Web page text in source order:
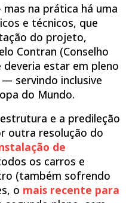
na prática há uma
e técnicos, que
do projeto,
Contran (Conselho
deveria estar em pleno
servindo inclusive
do Mundo.
e a predileção
outra resolução do
de
os carros e
(também sofrendo
o mais recente para